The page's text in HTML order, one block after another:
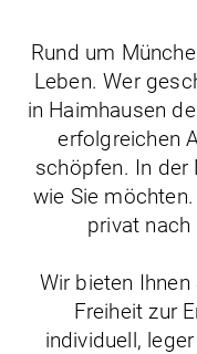
Rund um
Leben. Wer
in Haimhausen
erfolgreichen
schöpfen. In der
wie Sie
privat
Wir bieten
Freiheit zur
individuell,